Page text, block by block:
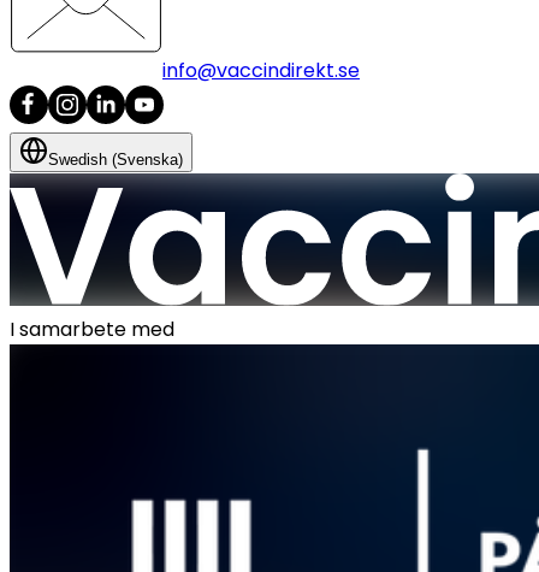
info@vaccindirekt.se
Swedish (Svenska)
I samarbete med